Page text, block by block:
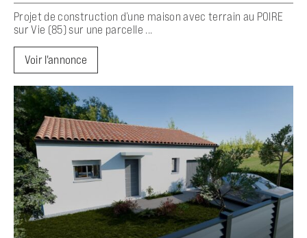
Projet de construction d’une maison avec terrain au POIRE
sur Vie (85) sur une parcelle ...
Voir l'annonce